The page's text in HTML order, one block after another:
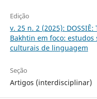
Edição
v. 25 n. 2 (2025):
Bakhtin em foco:
culturais de linguagem
Seção
Artigos (interdisciplinar)